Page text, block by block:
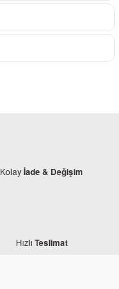
Kolayİade & Değişim
Hızlı Teslimat